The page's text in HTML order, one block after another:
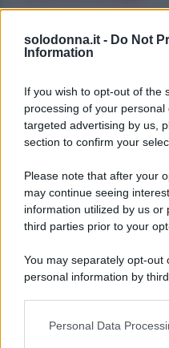
solodonna.it - Do Not
Information
If you wish to opt-out of the
processing of your
targeted advertising by us,
section to confirm your
Please note that after your
may continue seeing
information utilized by us
third parties prior to your
You may separately opt-
personal information by
This information may also
Personal Data
calciatore
Oroscopo del
agosto